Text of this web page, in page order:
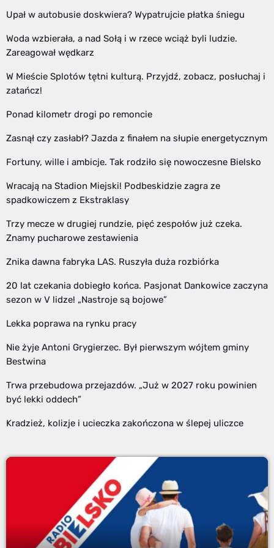
Upał w autobusie doskwiera? Wypatrujcie płatka śniegu
Woda wzbierała, a nad Sołą i w rzece wciąż byli ludzie.
Zareagował wędkarz
W Mieście Splotów tętni kulturą. Przyjdź, zobacz, posłuchaj i
zatańcz!
Ponad kilometr drogi po remoncie
Zasnął czy zasłabł? Jazda z finałem na słupie energetycznym
Fortuny, wille i ambicje. Tak rodziło się nowoczesne Bielsko
Wracają na Stadion Miejski! Podbeskidzie zagra ze
spadkowiczem z Ekstraklasy
Trzy mecze w drugiej rundzie, pięć zespołów już czeka.
Znamy pucharowe zestawienia
Znika dawna fabryka LAS. Ruszyła duża rozbiórka
20 lat czekania dobiegło końca. Pasjonat Dankowice zaczyna
sezon w V lidze! „Nastroje są bojowe”
Lekka poprawa na rynku pracy
Nie żyje Antoni Grygierzec. Był pierwszym wójtem gminy
Bestwina
Trwa przebudowa przejazdów. „Już w 2027 roku powinien
być lekki oddech”
Kradzież, kolizje i ucieczka zakończona w ślepej uliczce